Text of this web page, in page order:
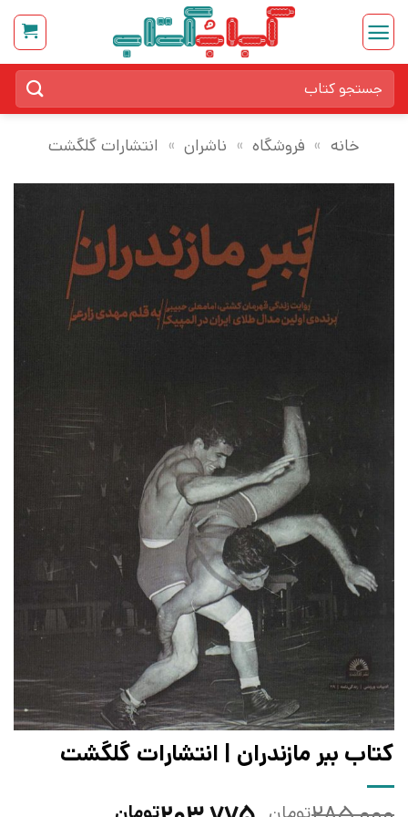
Skip
content
برای:
خانه » فروشگاه » ناشران » انتشارات گلگشت
کتاب ببر مازندران | انتشارات گلگشت